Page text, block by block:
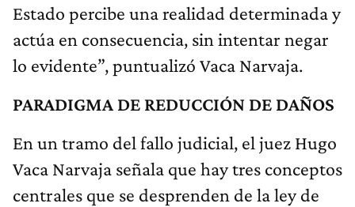
Estado percibe una realidad determinada y
actúa en consecuencia, sin intentar negar
lo evidente”, puntualizó Vaca Narvaja.
PARADIGMA DE REDUCCIÓN DE DAÑOS
En un tramo del fallo judicial, el juez Hugo
Vaca Narvaja señala que hay tres conceptos
centrales que se desprenden de la ley de